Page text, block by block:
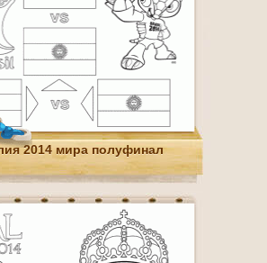
2014 мира полуфинал